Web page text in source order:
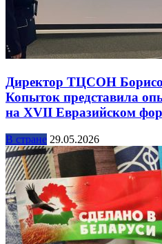
Директор ТЦСОН
Копыток представила
на XVII Евразийском
В стране 29.05.2026